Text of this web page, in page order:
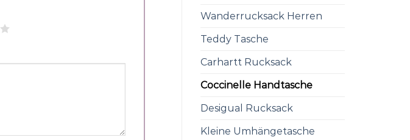
Wanderrucksack Herren
Teddy Tasche
Carhartt Rucksack
Coccinelle Handtasche
Desigual Rucksack
Kleine Umhängetasche